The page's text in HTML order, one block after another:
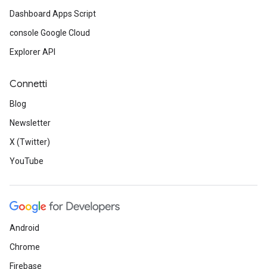
Dashboard Apps Script
console Google Cloud
Explorer API
Connetti
Blog
Newsletter
X (Twitter)
YouTube
Android
Chrome
Firebase